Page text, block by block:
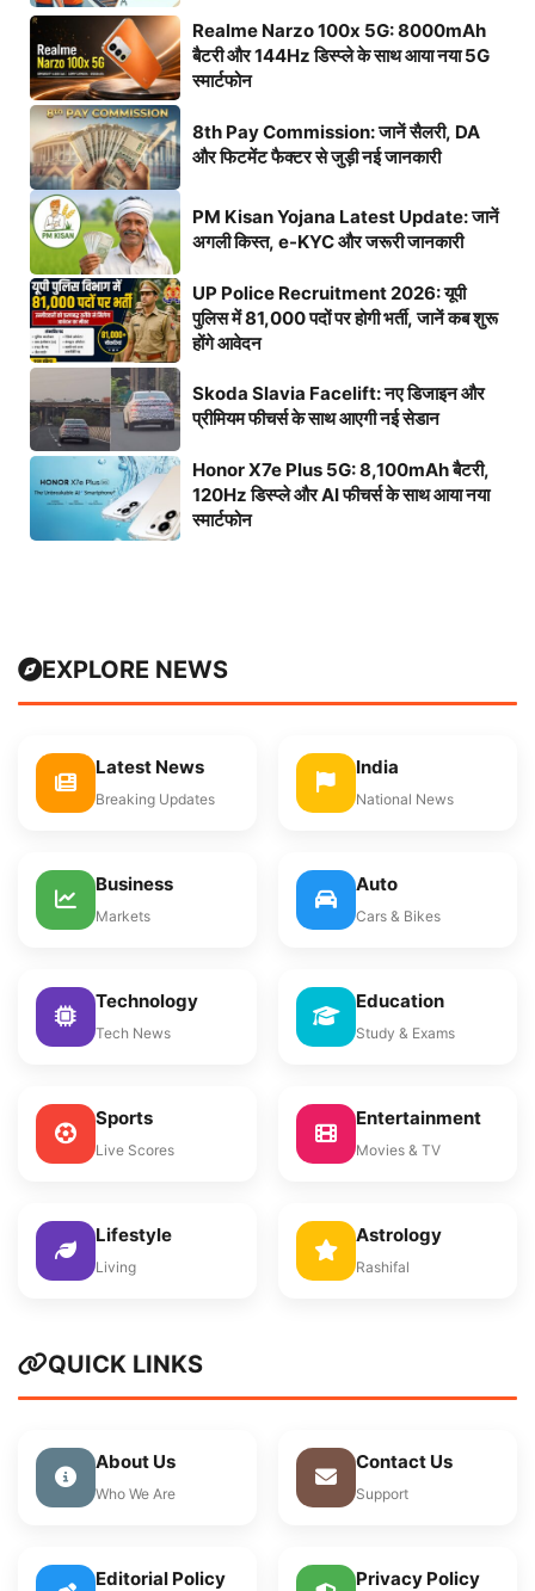
Realme Narzo 100x 5G: 8000mAh
बैटरी और 144Hz डिस्प्ले के साथ आया नया 5G
स्मार्टफोन
8th Pay Commission: जानें सैलरी, DA
और फिटमेंट फैक्टर से जुड़ी नई जानकारी
PM Kisan Yojana Latest Update: जानें
अगली किस्त, e-KYC और जरूरी जानकारी
UP Police Recruitment 2026: यूपी
पुलिस में 81,000 पदों पर होगी भर्ती, जानें कब शुरू
होंगे आवेदन
Skoda Slavia Facelift: नए डिजाइन और
प्रीमियम फीचर्स के साथ आएगी नई सेडान
Honor X7e Plus 5G: 8,100mAh बैटरी,
120Hz डिस्प्ले और AI फीचर्स के साथ आया नया
स्मार्टफोन
EXPLORE NEWS
Latest News
Breaking Updates
India
National News
Business
Markets
Auto
Cars & Bikes
Technology
Tech News
Education
Study & Exams
Sports
Live Scores
Entertainment
Movies & TV
Lifestyle
Living
Astrology
Rashifal
QUICK LINKS
About Us
Who We Are
Contact Us
Support
Editorial Policy Privacy Policy